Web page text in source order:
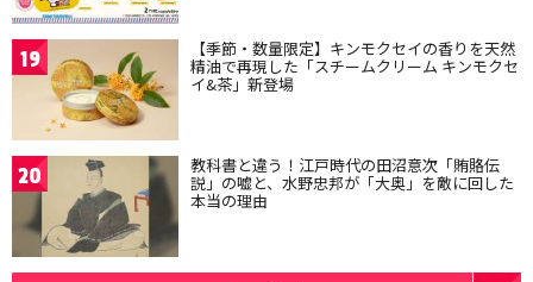
19 【季節・数量限定】キンモクセイの香りを天然
精油で再現した「スチームクリーム キンモクセ
イ&茶」新登場
20 教科書と違う！江戸時代の田沼意次「賄賂伝
説」の嘘と、水野忠邦が「大奥」を敵に回した
本当の理由